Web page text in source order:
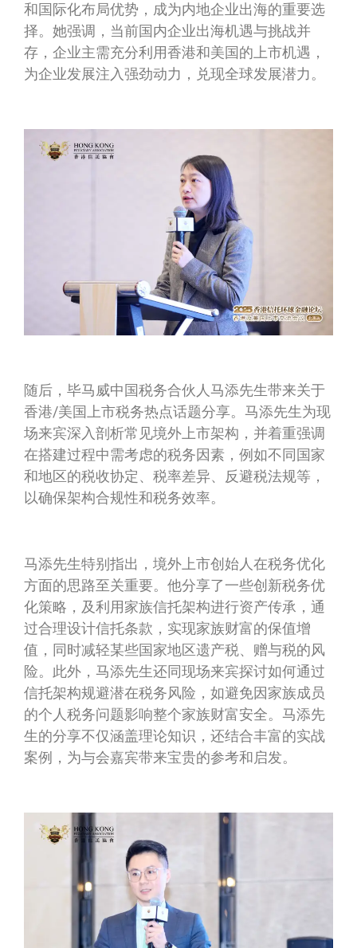
和国际化布局优势，成为内地企业出海的重要选
择。她强调，当前国内企业出海机遇与挑战并
存，企业主需充分利用香港和美国的上市机遇，
为企业发展注入强劲动力，兑现全球发展潜力。
随后，毕马威中国税务合伙人马添先生带来关于
香港/美国上市税务热点话题分享。马添先生为现
场来宾深入剖析常见境外上市架构，并着重强调
在搭建过程中需考虑的税务因素，例如不同国家
和地区的税收协定、税率差异、反避税法规等，
以确保架构合规性和税务效率。
马添先生特别指出，境外上市创始人在税务优化
方面的思路至关重要。他分享了一些创新税务优
化策略，及利用家族信托架构进行资产传承，通
过合理设计信托条款，实现家族财富的保值增
值，同时减轻某些国家地区遗产税、赠与税的风
险。此外，马添先生还同现场来宾探讨如何通过
信托架构规避潜在税务风险，如避免因家族成员
的个人税务问题影响整个家族财富安全。马添先
生的分享不仅涵盖理论知识，还结合丰富的实战
案例，为与会嘉宾带来宝贵的参考和启发。